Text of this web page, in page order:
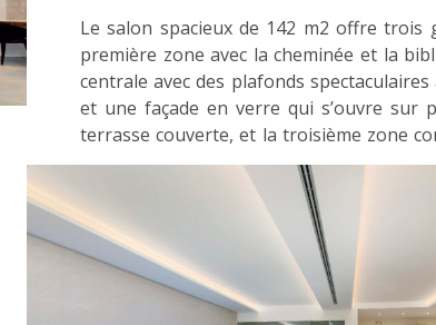
Le salon spacieux de 142 m2 offre trois
première zone avec la cheminée et la
centrale avec des plafonds
et une façade en verre qui s’ouvre sur
terrasse couverte, et la troisième zone